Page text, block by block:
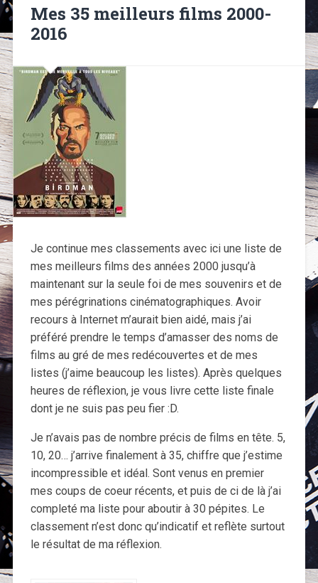
Mes 35 meilleurs films 2000-
2016
Je continue mes classements avec ici une liste de
mes meilleurs films des années 2000 jusqu’à
maintenant sur la seule foi de mes souvenirs et de
mes pérégrinations cinématographiques. Avoir
recours à Internet m’aurait bien aidé, mais j’ai
préféré prendre le temps d’amasser des noms de
films au gré de mes redécouvertes et de mes
listes (j’aime beaucoup les listes). Après quelques
heures de réflexion, je vous livre cette liste finale
dont je ne suis pas peu fier :D.
Je n’avais pas de nombre précis de films en tête. 5,
10, 20… j’arrive finalement à 35, chiffre que j’estime
incompressible et idéal. Sont venus en premier
mes coups de coeur récents, et puis de ci de là j’ai
completé ma liste pour aboutir à 30 pépites. Le
classement n’est donc qu’indicatif et reflète surtout
le résultat de ma réflexion.